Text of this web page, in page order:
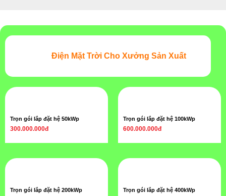
Điện Mặt Trời Cho Xưởng Sản Xuất
Trọn gói lắp đặt hệ 50kWp
300.000.000đ
Trọn gói lắp đặt hệ 100kWp
600.000.000đ
Trọn gói lắp đặt hệ 200kWp
Trọn gói lắp đặt hệ 400kWp